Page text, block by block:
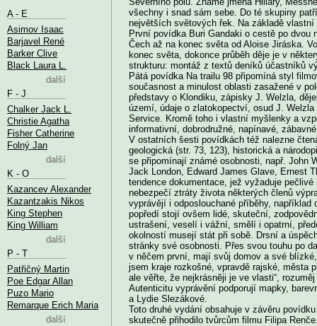
všechny i snad sám sebe. Do té skupiny
největších světových řek. Na základě
První povídka Buri Gandaki o cestě po dvou
Čech až na konec světa od Aloise Jiráska.
konec světa, dokonce průběh děje je v
strukturu: montáž z textů deníků účastníků
Pátá povídka Na trailu 98 připomíná styl
současnost a minulost oblasti zasažené v
představy o Klondiku, zápisky J. Welzla,
území, údaje o zlatokopectví, osud J.
Service. Kromě toho i vlastní myšlenky a
informativní, dobrodružné, napínavé,
V ostatních šesti povídkách též nalezne
geologická (str. 73, 123), historická a
se připomínají známé osobnosti, např. John
Jack London, Edward James Glave, Ernest
tendence dokumentace, jež vyžaduje
nebezpečí ztráty života některých členů
vyprávějí i odposlouchané příběhy,
popředí stojí ovšem lidé, skuteční,
ustrašení, veselí i vážní, smělí i opatrní,
okolností musejí stát při sobě. Drsní a
stránky své osobnosti. Přes svou touhu po
v něčem první, mají svůj domov a své
jsem kraje rozkošné, vpravdě rajské, města
ale věřte, že nejkrásněji je ve vlasti“, rozuměj
Autenticitu vyprávění podporují mapky,
a Lydie Slezákové.
Toto druhé vydání obsahuje v závěru
skutečně přihodilo tvůrcům filmu Filipa
A - E
Asimov Isaac
Barjavel René
Barker Clive
Black Laura L.
další
F - J
Chalker Jack L.
Christie Agatha
Fisher Catherine
Folný Jan
další
K - O
Kazancev Alexander
Kazantzakis Nikos
King Stephen
King William
další
P - T
Patřičný Martin
Poe Edgar Allan
Puzo Mario
Remarque Erich Maria
další